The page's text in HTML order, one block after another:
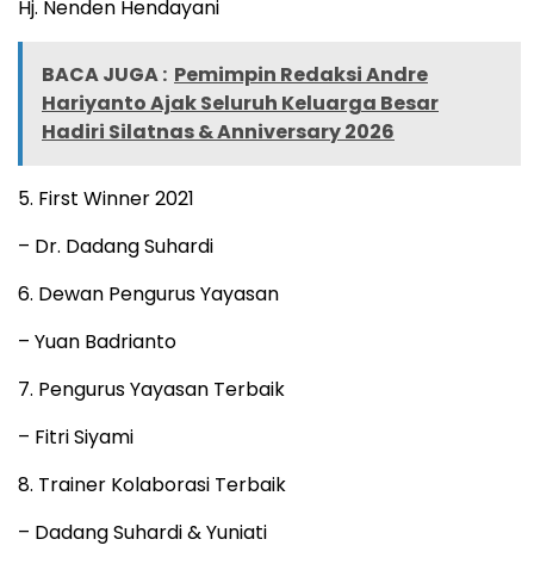
Hj. Nenden Hendayani
BACA JUGA : Pemimpin Redaksi Andre
Hariyanto Ajak Seluruh Keluarga Besar
Hadiri Silatnas & Anniversary 2026
5. First Winner 2021
– Dr. Dadang Suhardi
6. Dewan Pengurus Yayasan
– Yuan Badrianto
7. Pengurus Yayasan Terbaik
– Fitri Siyami
8. Trainer Kolaborasi Terbaik
– Dadang Suhardi & Yuniati